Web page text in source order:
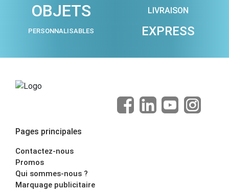
OBJETS
PERSONNALISABLES
LIVRAISON
EXPRESS
Pages principales
Contactez-nous
Promos
Qui sommes-nous ?
Marquage publicitaire